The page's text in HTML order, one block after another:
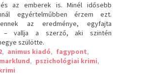
az emberek is. Minél idősebb
egyértelműbben érzem ezt.
az eredménye, egyfajta
– vallja a szerző, aki szintén
szülötte.
, animus kiadó, fagypont,
, pszichológiai krimi,